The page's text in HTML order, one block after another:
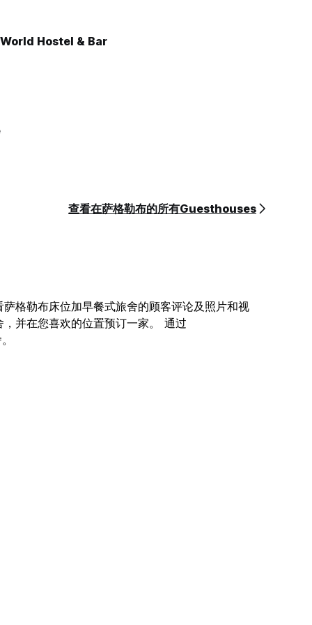
Hostel & Bar
查看在萨格勒布的所有Guesthouses
格勒布床位加早餐式旅舍的顾客评论及照片和视
并在您喜欢的位置预订一家。 通过